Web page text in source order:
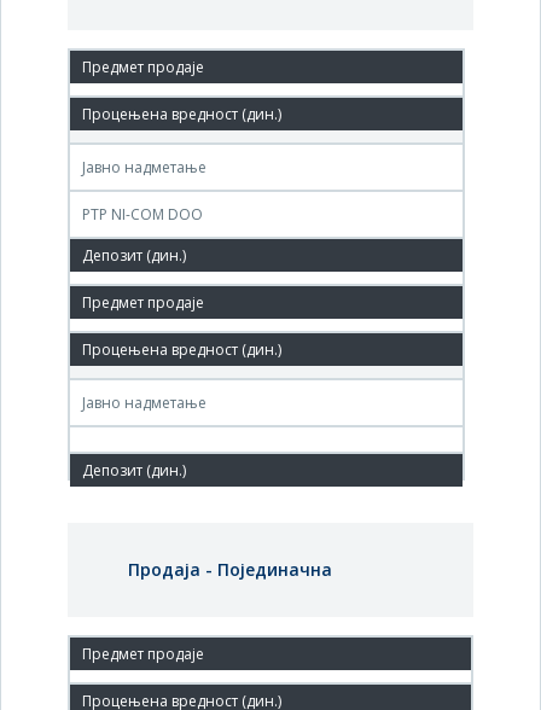
21.нов.2006.
Agencija za privatizaciju, Terazije 23 , Beograd
Јавно надметање
PTP NI-COM DOO
2,500,000 РСД
12.јун.2006.
Agencija za privatizaciju, Velika sala, 2. sprat, Beograd
Јавно надметање
Продаја - Појединачна
27. мар.'06.